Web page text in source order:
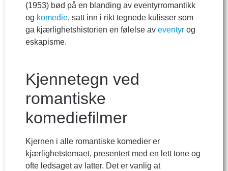
(1953) bød på en blanding av eventyrromantikk
og komedie, satt inn i rikt tegnede kulisser som
ga kjærlighetshistorien en følelse av eventyr og
eskapisme.
Kjennetegn ved
romantiske
komediefilmer
Kjernen i alle romantiske komedier er
kjærlighetstemaet, presentert med en lett tone og
ofte ledsaget av latter. Det er vanlig at